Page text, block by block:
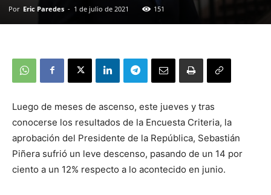
Por Eric Paredes - 1 de julio de 2021 151
Luego de meses de ascenso, este jueves y tras
conocerse los resultados de la Encuesta Criteria, la
aprobación del Presidente de la República, Sebastián
Piñera sufrió un leve descenso, pasando de un 14 por
ciento a un 12% respecto a lo acontecido en junio.